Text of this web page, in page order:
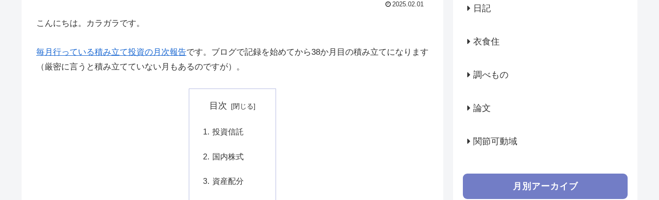
2025.02.01
こんにちは。カラガラです。
毎月行っている積み立て投資の月次報告です。ブログで記録を始めてから38か月目の積み立てになります
（厳密に言うと積み立てていない月もあるのですが）。
目次
投資信託
国内株式
資産配分
日記
衣食住
調べもの
論文
関節可動域
月別アーカイブ